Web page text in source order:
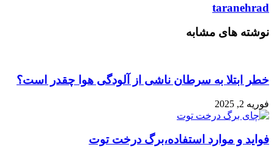
taranehrad
نوشته های مشابه
خطر ابتلا به سرطان ناشی از آلودگی هوا چقدر است؟
فوریه 2, 2025
فواید و موارد استفاده،برگ درخت توت